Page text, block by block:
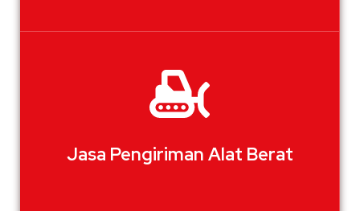
Jasa Pengiriman Alat Berat